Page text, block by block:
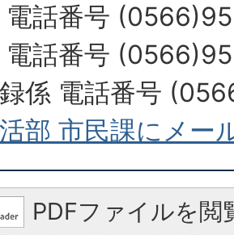
電話番号
電話番号
係 電話番号
部 市民課にメー
PDFファイルを閲